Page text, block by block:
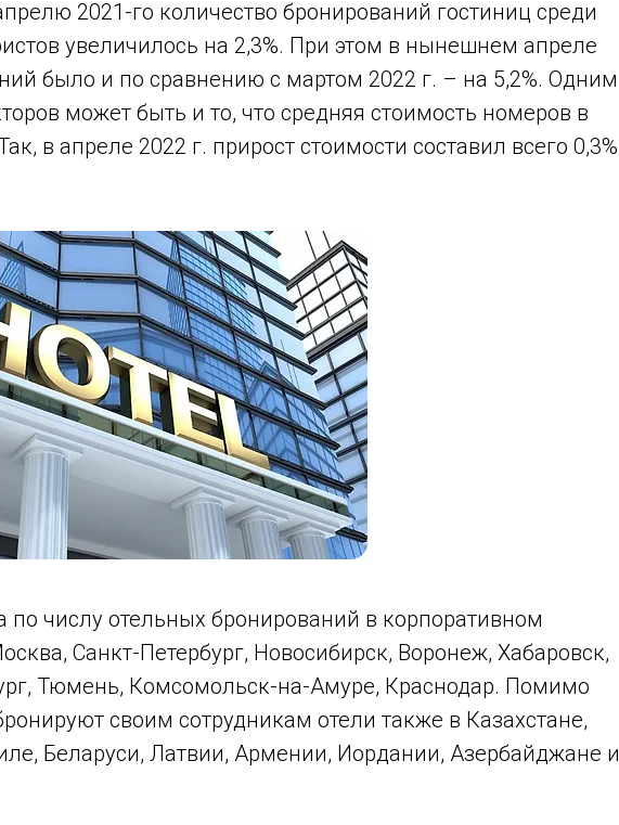
2021-го количество бронирований гостиниц среди
увеличилось на 2,3%. При этом в нынешнем апреле
было и по сравнению с мартом 2022 г. – на 5,2%. Одним
может быть и то, что средняя стоимость номеров в
в апреле 2022 г. прирост стоимости составил всего 0,3%
по числу отельных бронирований в корпоративном
Санкт-Петербург, Новосибирск, Воронеж, Хабаровск,
Тюмень, Комсомольск-на-Амуре, Краснодар. Помимо
своим сотрудникам отели также в Казахстане,
Беларуси, Латвии, Армении, Иордании, Азербайджане и